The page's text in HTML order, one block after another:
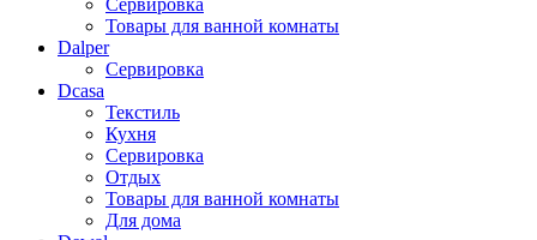
Сервировка
Товары для ванной комнаты
Dalper
Сервировка
Dcasa
Текстиль
Кухня
Сервировка
Отдых
Товары для ванной комнаты
Для дома